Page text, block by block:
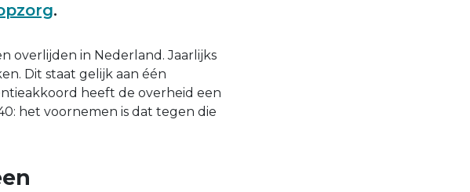
.
overlijden in Nederland. Jaarlijks
Dit staat gelijk aan één
heeft de overheid een
het voornemen is dat tegen die